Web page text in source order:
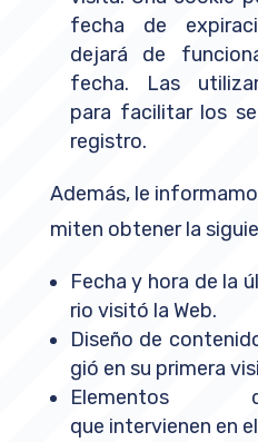
fecha de
dejará de
fecha. Las
para facilitar los
registro.
Además, le
miten obtener la
Fecha y hora de la
rio visitó la Web.
Diseño de
gió en su primera
Elementos
que intervienen en